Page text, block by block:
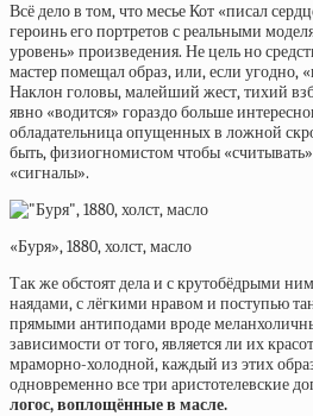
Всё дело в том, что месье Кот «писал
героинь его портретов с реальными
уровень» произведения. Не цель но
мастер помещал образ, или, если угодно,
Наклон головы, малейший жест, тихий
явно «водится» гораздо больше
обладательница опущенных в ложной
быть, физиогномистом чтобы
«сигналы».
«Буря», 1880, холст, масло
Так же обстоят дела и с крутобёдрыми
наядами, с лёгкими нравом и поступью
прямыми антиподами вроде
зависимости от того, является ли их
мраморно-холодной, каждый из этих
одновременно все три аристотелевские
логос, воплощённые в масле.